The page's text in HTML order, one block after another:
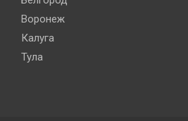
Воронеж
Калуга
Тула